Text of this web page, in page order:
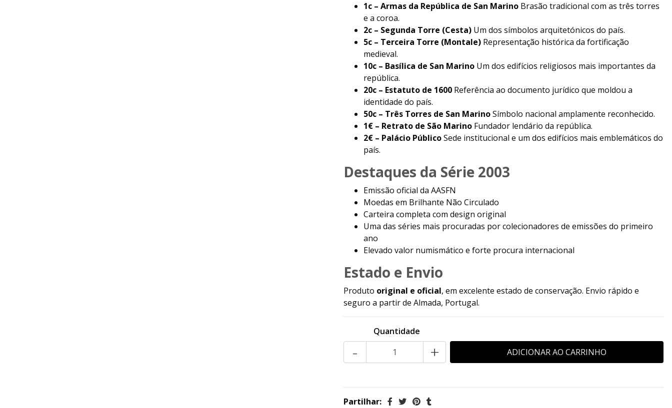
1c – Armas da República de San Marino Brasão tradicional com as três torres
e a coroa.
2c – Segunda Torre (Cesta) Um dos símbolos arquitetónicos do país.
5c – Terceira Torre (Montale) Representação histórica da fortificação
medieval.
10c – Basílica de San Marino Um dos edifícios religiosos mais importantes da
república.
20c – Estatuto de 1600 Referência ao documento jurídico que moldou a
identidade do país.
50c – Três Torres de San MarinoSímbolo nacional amplamente reconhecido.
1€ – Retrato de São Marino Fundador lendário da república.
2€ – Palácio PúblicoSede institucional e um dos edifícios mais emblemáticos do
país.
Destaques da Série 2003
Emissão oficial da AASFN
Moedas em Brilhante Não Circulado
Carteira completa com design original
Uma das séries mais procuradas por colecionadores de emissões do primeiro
ano
Elevado valor numismático e forte procura internacional
Estado e Envio
Produto original e oficial, em excelente estado de conservação. Envio rápido e
seguro a partir de Almada, Portugal.
Quantidade
- +
Partilhar: